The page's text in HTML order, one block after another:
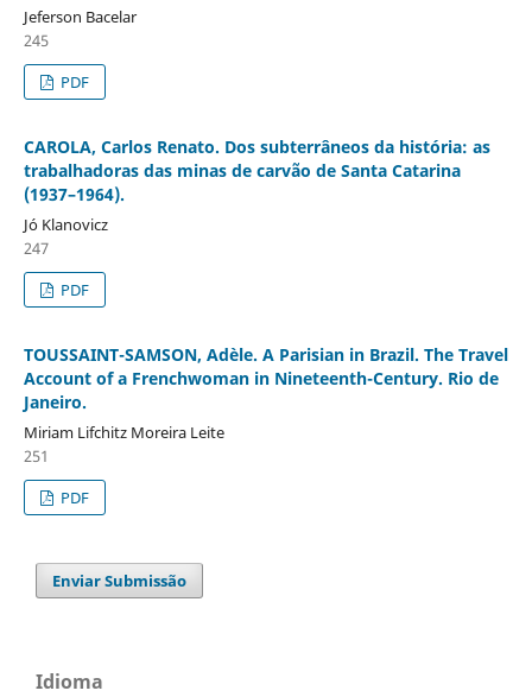
Jeferson Bacelar
245
PDF
CAROLA, Carlos Renato. Dos subterrâneos da história: as
trabalhadoras das minas de carvão de Santa Catarina
(1937–1964).
Jó Klanovicz
247
PDF
TOUSSAINT-SAMSON, Adèle. A Parisian in Brazil. The Travel
Account of a Frenchwoman in Nineteenth-Century. Rio de
Janeiro.
Miriam Lifchitz Moreira Leite
251
PDF
Enviar Submissão
Idioma